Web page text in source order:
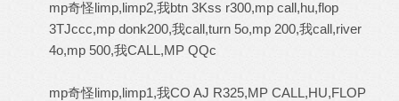
mp奇怪limp,limp2,我btn 3Kss r300,mp call,hu,flop
3TJccc,mp donk200,我call,turn 5o,mp 200,我call,river
4o,mp 500,我CALL,MP QQc
mp奇怪limp,limp1,我CO AJ R325,MP CALL,HU,FLOP